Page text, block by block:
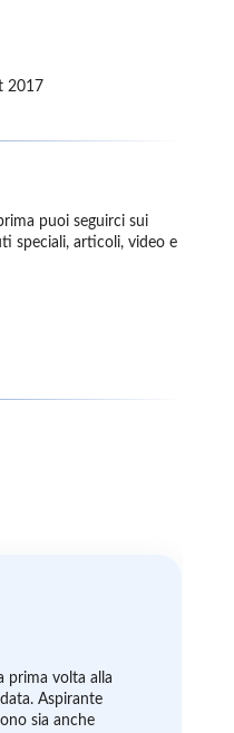
2017
puoi seguirci sui
speciali, articoli, video e
prima volta alla
Aspirante
sia anche